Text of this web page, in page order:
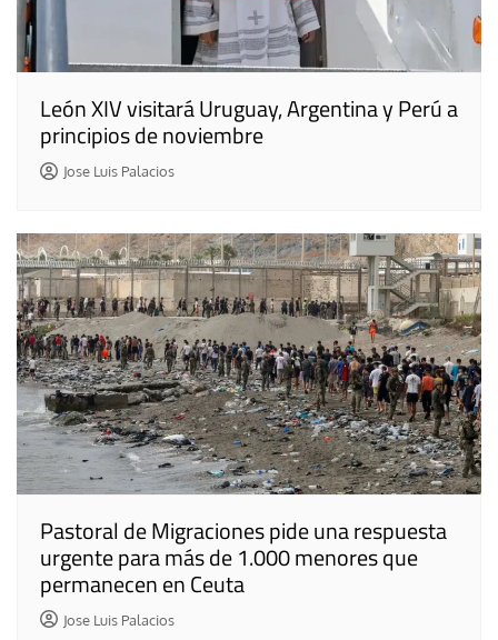
León XIV visitará Uruguay, Argentina y Perú a
principios de noviembre
Jose Luis Palacios
Pastoral de Migraciones pide una respuesta
urgente para más de 1.000 menores que
permanecen en Ceuta
Jose Luis Palacios